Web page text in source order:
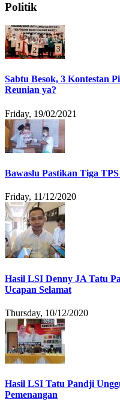
Politik
Sabtu Besok, 3 Kontestan
Reunian ya?
Friday, 19/02/2021
Bawaslu Pastikan Tiga
Friday, 11/12/2020
Hasil LSI Denny JA Tatu
Ucapan Selamat
Thursday, 10/12/2020
Hasil LSI Tatu Pandji
Pemenangan